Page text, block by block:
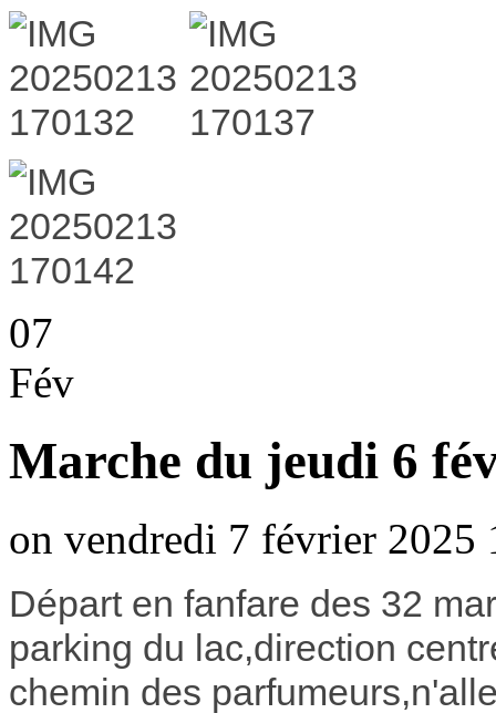
07
Fév
Marche du jeudi 6
on vendredi 7 février 2025
Départ en fanfare des 32
parking du lac,direction
chemin des